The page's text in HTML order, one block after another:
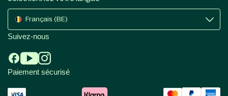
Français (BE)
Suivez-nous
Paiement sécurisé